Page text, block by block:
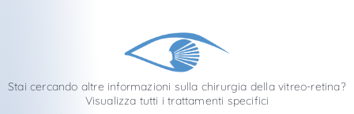
Stai cercando altre informazioni sulla chirurgia della vitreo-retina?
Visualizza tutti i trattamenti specifici